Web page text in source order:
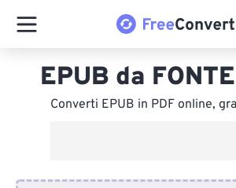
EPUB da
Converti EPUB in PDF online,